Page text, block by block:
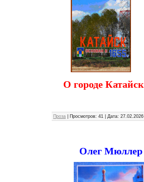
О городе Катайск
Проза Просмотров: 41 Дата: 27.02.2026
Олег Мюллер